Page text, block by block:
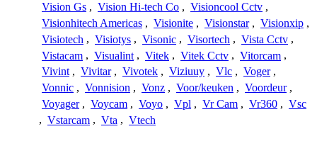
Vision Gs , Vision Hi-tech Co , Visioncool Cctv ,
Visionhitech Americas , Visionite , Visionstar , Visionxip ,
Visiotech , Visiotys , Visonic , Visortech , Vista Cctv ,
Vistacam , Visualint , Vitek , Vitek Cctv , Vitorcam ,
Vivint , Vivitar , Vivotek , Viziuuy , Vlc , Voger ,
Vonnic , Vonnision , Vonz , Voor/keuken , Voordeur ,
Voyager , Voycam , Voyo , Vpl , Vr Cam , Vr360 , Vsc
, Vstarcam , Vta , Vtech